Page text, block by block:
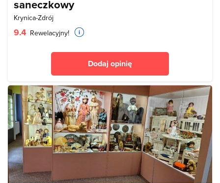
saneczkowy
Krynica-Zdrój
9.4 Rewelacyjny!
Dodaj opinię